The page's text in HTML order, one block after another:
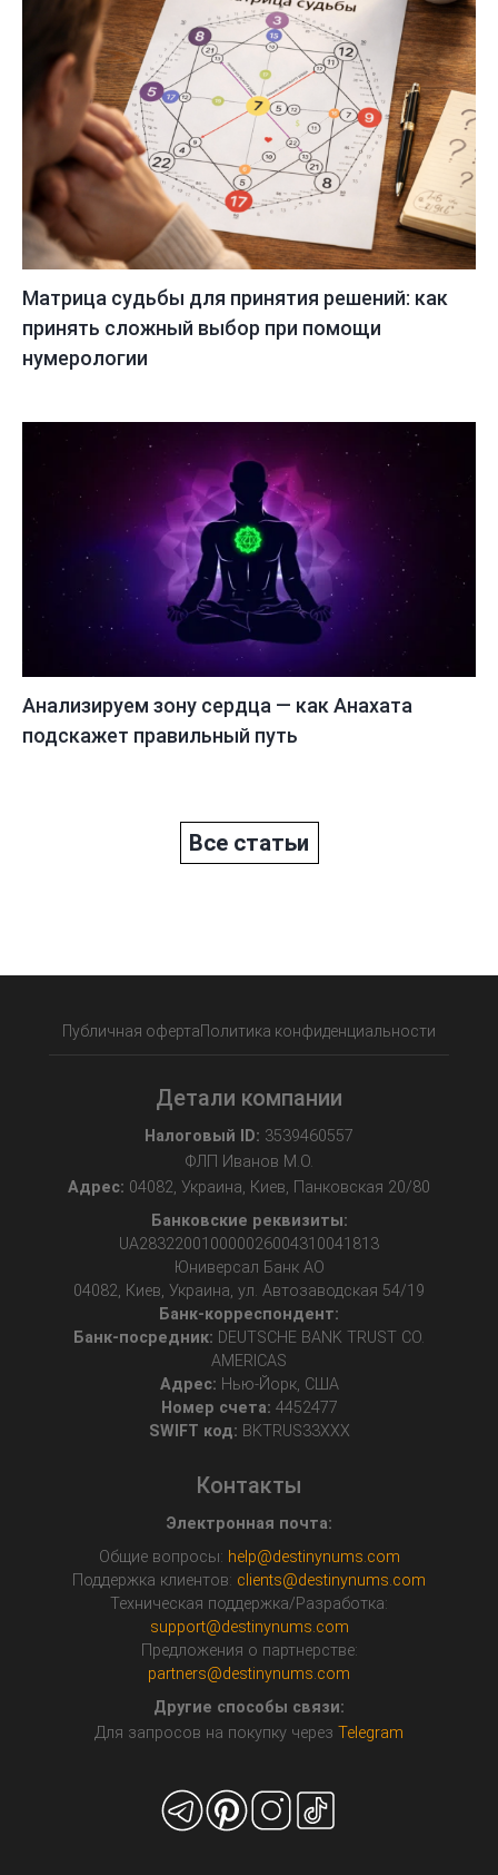
Матрица судьбы для принятия решений: как
принять сложный выбор при помощи
нумерологии
Анализируем зону сердца — как Анахата
подскажет правильный путь
Все статьи
Публичная офертаПолитика конфиденциальности
Детали компании
Налоговый ID: 3539460557
ФЛП Иванов М.О.
Адрес: 04082, Украина, Киев, Панковская 20/80
Банковские реквизиты:
UA283220010000026004310041813
Юниверсал Банк АО
04082, Киев, Украина, ул. Автозаводская 54/19
Банк-корреспондент:
Банк-посредник: DEUTSCHE BANK TRUST CO.
AMERICAS
Адрес: Нью-Йорк, США
Номер счета: 4452477
SWIFT код: BKTRUS33XXX
Контакты
Электронная почта:
Общие вопросы: help@destinynums.com
Поддержка клиентов: clients@destinynums.com
Техническая поддержка/Разработка:
support@destinynums.com
Предложения о партнерстве:
partners@destinynums.com
Другие способы связи:
Для запросов на покупку через Telegram